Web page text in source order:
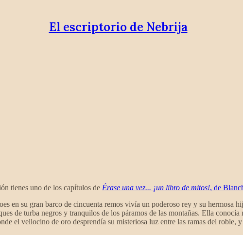
El escriptorio de Nebrija
tienes uno de los capítulos de Érase una vez... ¡un libro de mitos!, de
en su gran barco de cincuenta remos vivía un poderoso rey y su hermosa
de turba negros y tranquilos de los páramos de las montañas. Ella
el vellocino de oro desprendía su misteriosa luz entre las ramas del roble,